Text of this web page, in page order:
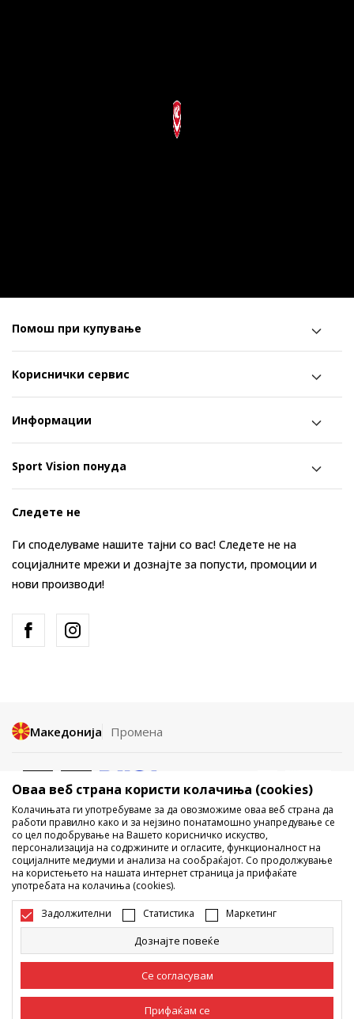
Помош при купување
Кориснички сервис
Информации
Sport Vision понуда
Следете не
Ги споделуваме нашите тајни со вас! Следете не на
социјалните мрежи и дознајте за попусти, промоции и
нови производи!
Македонија Промена
Не е дозволено превземање или користење на содржината од
интернет страните на Sport Vision, делумно или целосно a се
однесува на логоа, трговски марки, комерцијални содржини, ниту
истите да се отстапуваат на трети лица, јавно да се објавуваат или да
се користат за било какви цели, без писмена согласност од БДС.МК
ДООЕЛ.
Настојуваме да бидеме што попрецизни во описот на производот,
фотографијата и самата цена, но не можеме да гарантираме дака
сите информации се комплетни и без грешка. Сите прикажани
дека мораат да се достапни во секој момент. Достапноста на
производите може да ја проверите и на телефонскиот број 02 3055
222.
Оваа веб страна користи колачиња (cookies)
Колачињата ги употребуваме за да овозможиме оваа веб страна да
работи правилно како и за нејзино понатамошно унапредување се
со цел подобрување на Вашето корисничко искуство,
персонализација на содржините и огласите, функционалност на
социјалните медиуми и анализа на сообраќајот. Со продолжување
на користењето на нашата интернет страница ја прифаќате
употребата на колачиња (cookies).
Задолжителни Статистика Маркетинг
Дознајте повеќе
Се согласувам
Прифаќам се